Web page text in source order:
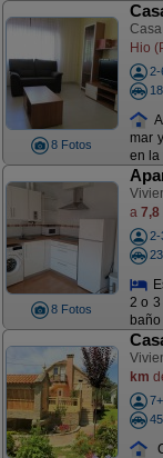
8 Fotos
Hio
2-
mar
en la
8 Fotos
a 7,8
2-
2 o
km